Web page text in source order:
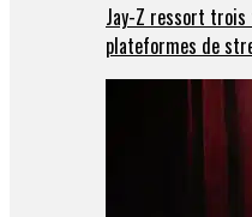
Jay-Z ressort
plateformes de